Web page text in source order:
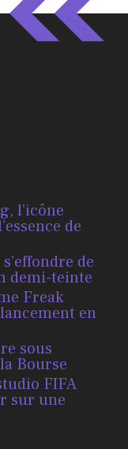
l’icône
de
de
demi-teinte
Freak
en
sous
Bourse
FIFA
sur une